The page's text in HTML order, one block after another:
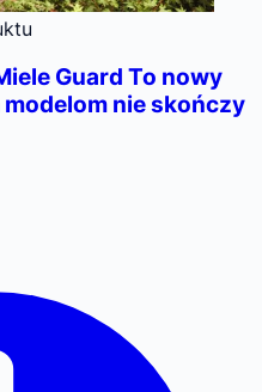
Guard To nowy
nie skończy